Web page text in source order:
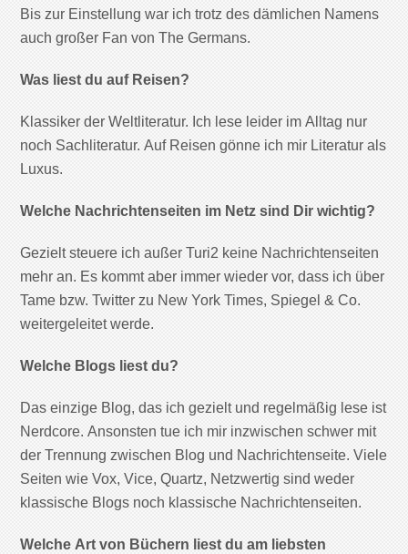
Bis zur Einstellung war ich trotz des dämlichen Namens
auch großer Fan von The Germans.
Was liest du auf Reisen?
Klassiker der Weltliteratur. Ich lese leider im Alltag nur
noch Sachliteratur. Auf Reisen gönne ich mir Literatur als
Luxus.
Welche Nachrichtenseiten im Netz sind Dir wichtig?
Gezielt steuere ich außer Turi2 keine Nachrichtenseiten
mehr an. Es kommt aber immer wieder vor, dass ich über
Tame bzw. Twitter zu New York Times, Spiegel & Co.
weitergeleitet werde.
Welche Blogs liest du?
Das einzige Blog, das ich gezielt und regelmäßig lese ist
Nerdcore. Ansonsten tue ich mir inzwischen schwer mit
der Trennung zwischen Blog und Nachrichtenseite. Viele
Seiten wie Vox, Vice, Quartz, Netzwertig sind weder
klassische Blogs noch klassische Nachrichtenseiten.
Welche Art von Büchern liest du am liebsten